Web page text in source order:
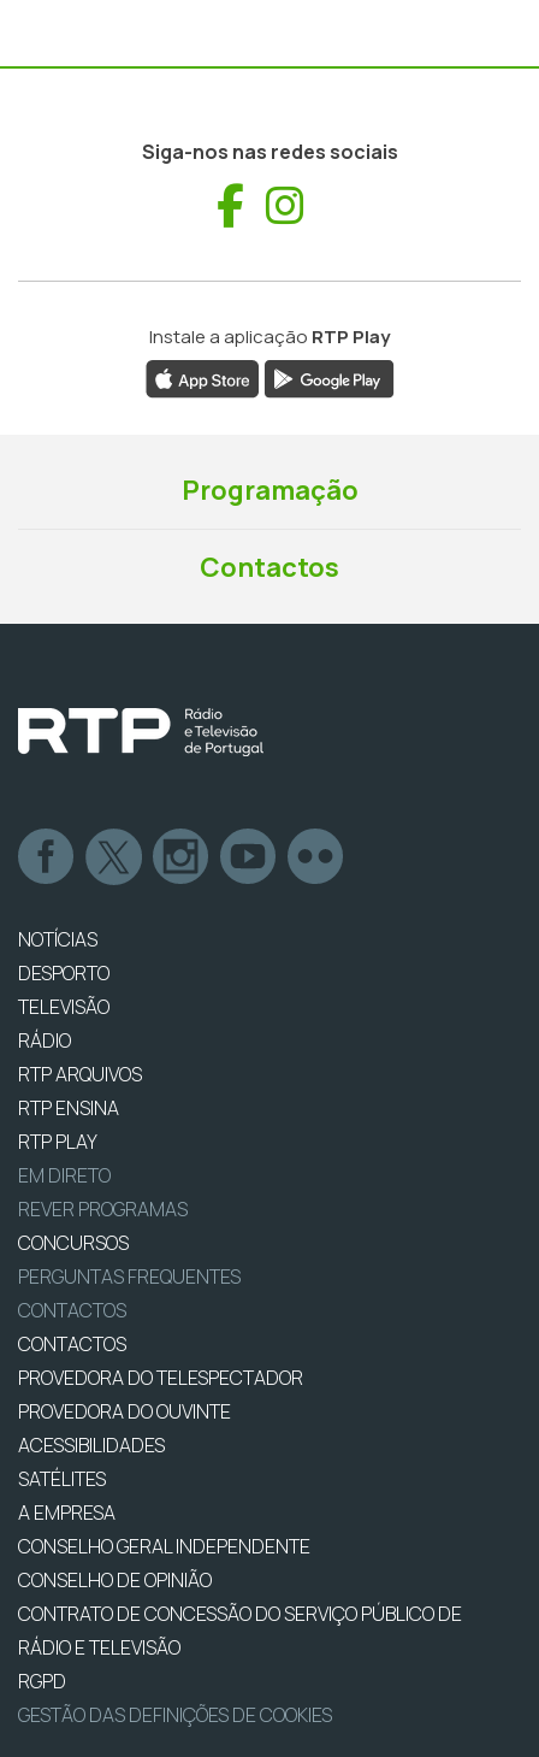
Siga-nos nas redes sociais
Facebook
Instale a aplicação RTP Play
Programação
Contactos
NOTÍCIAS
DESPORTO
TELEVISÃO
RÁDIO
RTP ARQUIVOS
RTP ENSINA
RTP PLAY
EM DIRETO
REVER PROGRAMAS
CONCURSOS
PERGUNTAS FREQUENTES
CONTACTOS
CONTACTOS
PROVEDORA DO TELESPECTADOR
PROVEDORA DO OUVINTE
ACESSIBILIDADES
SATÉLITES
A EMPRESA
CONSELHO GERAL INDEPENDENTE
CONSELHO DE OPINIÃO
CONTRATO DE CONCESSÃO DO SERVIÇO PÚBLICO DE
RÁDIO E TELEVISÃO
RGPD
GESTÃO DAS DEFINIÇÕES DE COOKIES